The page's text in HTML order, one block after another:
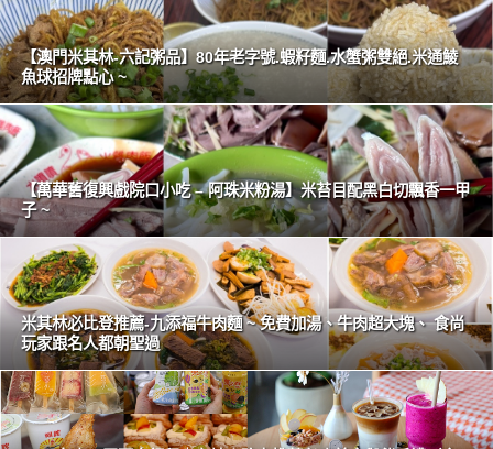
【澳門米其林-六記粥品】80年老字號.蝦籽麵.水蟹粥雙絕.米通鯪
魚球招牌點心 ~
【萬華舊復興戲院口小吃 – 阿珠米粉湯】米苔目配黑白切飄香一甲
子 ~
米其林必比登推薦-九添福牛肉麵 ~ 免費加湯、牛肉超大塊、 食尚
玩家跟名人都朝聖過